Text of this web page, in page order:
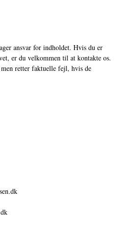
ansvar for indholdet. Hvis du er
er du velkommen til at kontakte os.
retter faktuelle fejl, hvis de